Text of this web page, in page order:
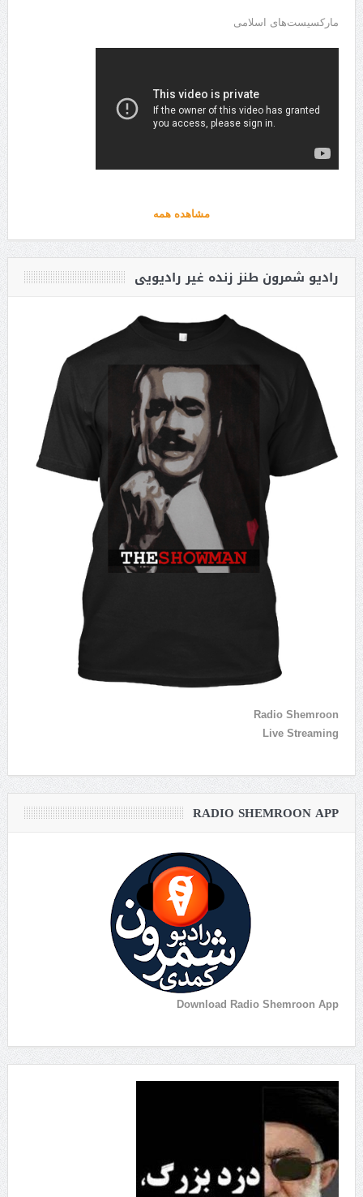
مارکسیست‌های اسلامی
مشاهده همه
رادیو شمرون طنز زنده غیر رادیویی
Radio Shemroon
Live Streaming
RADIO SHEMROON APP
Download Radio Shemroon App